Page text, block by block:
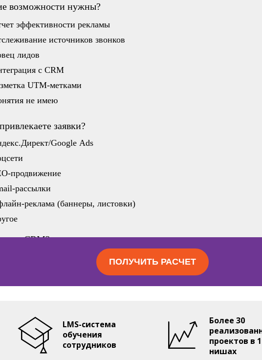
возможности нужны?
эффективности рекламы
источников звонков
лидов
с CRM
UTM-метками
не имею
заявки?
Google Ads
продвижение
рассылки
реклама (баннеры, листовки)
CRM?
внедрять
100 000₽
000 - 300 000₽
000 - 1 000 000₽
ПОЛУЧИТЬ РАСЧЕТ
LMS-система
обучения
сотрудников
Более 30
проектов в
нишах